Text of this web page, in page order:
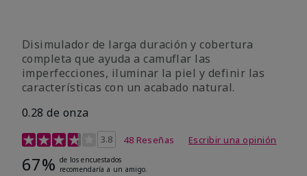
Disimulador de larga duración y cobertura
completa que ayuda a camuflar las
imperfecciones, iluminar la piel y definir las
características con un acabado natural.
0.28 de onza
Calificación de clientes de 5 de 5
3.8 48 Reseñas Escribir una opinión
67% de los encuestados
recomendaría a un amigo.